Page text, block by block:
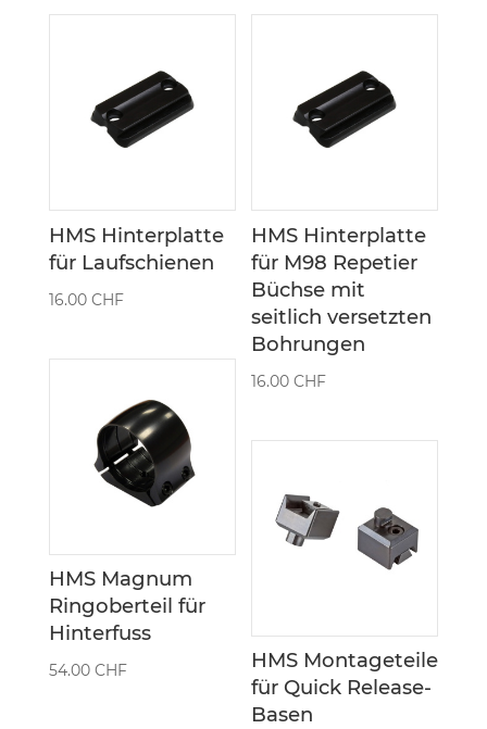
bis
bis
HMS Hinterplatte
für Laufschienen
16.00 CHF
HMS Hinterplatte
für M98 Repetier
Büchse mit
seitlich versetzten
Bohrungen
16.00CHF
HMS Magnum
Ringoberteil für
Hinterfuss
54.00 CHF
HMS Montageteile
für Quick Release-
Basen